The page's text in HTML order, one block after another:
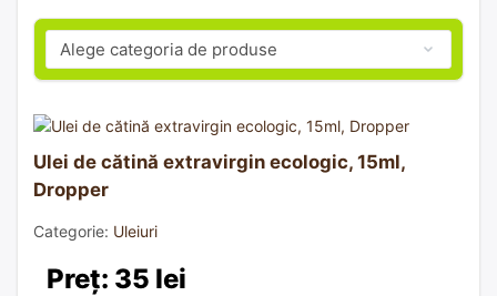
Ulei de cătină extravirgin ecologic, 15ml,
Dropper
Categorie: Uleiuri
Preț: 35 lei